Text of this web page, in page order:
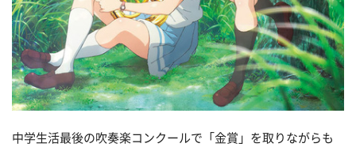
中学生活最後の吹奏楽コンクールで「金賞」を取りながらも